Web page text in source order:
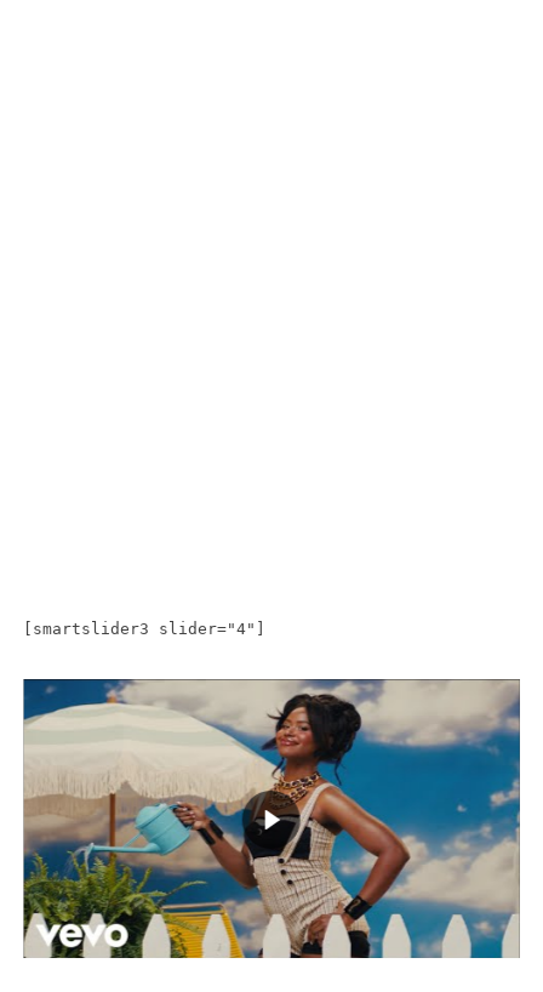
[smartslider3 slider="4"]